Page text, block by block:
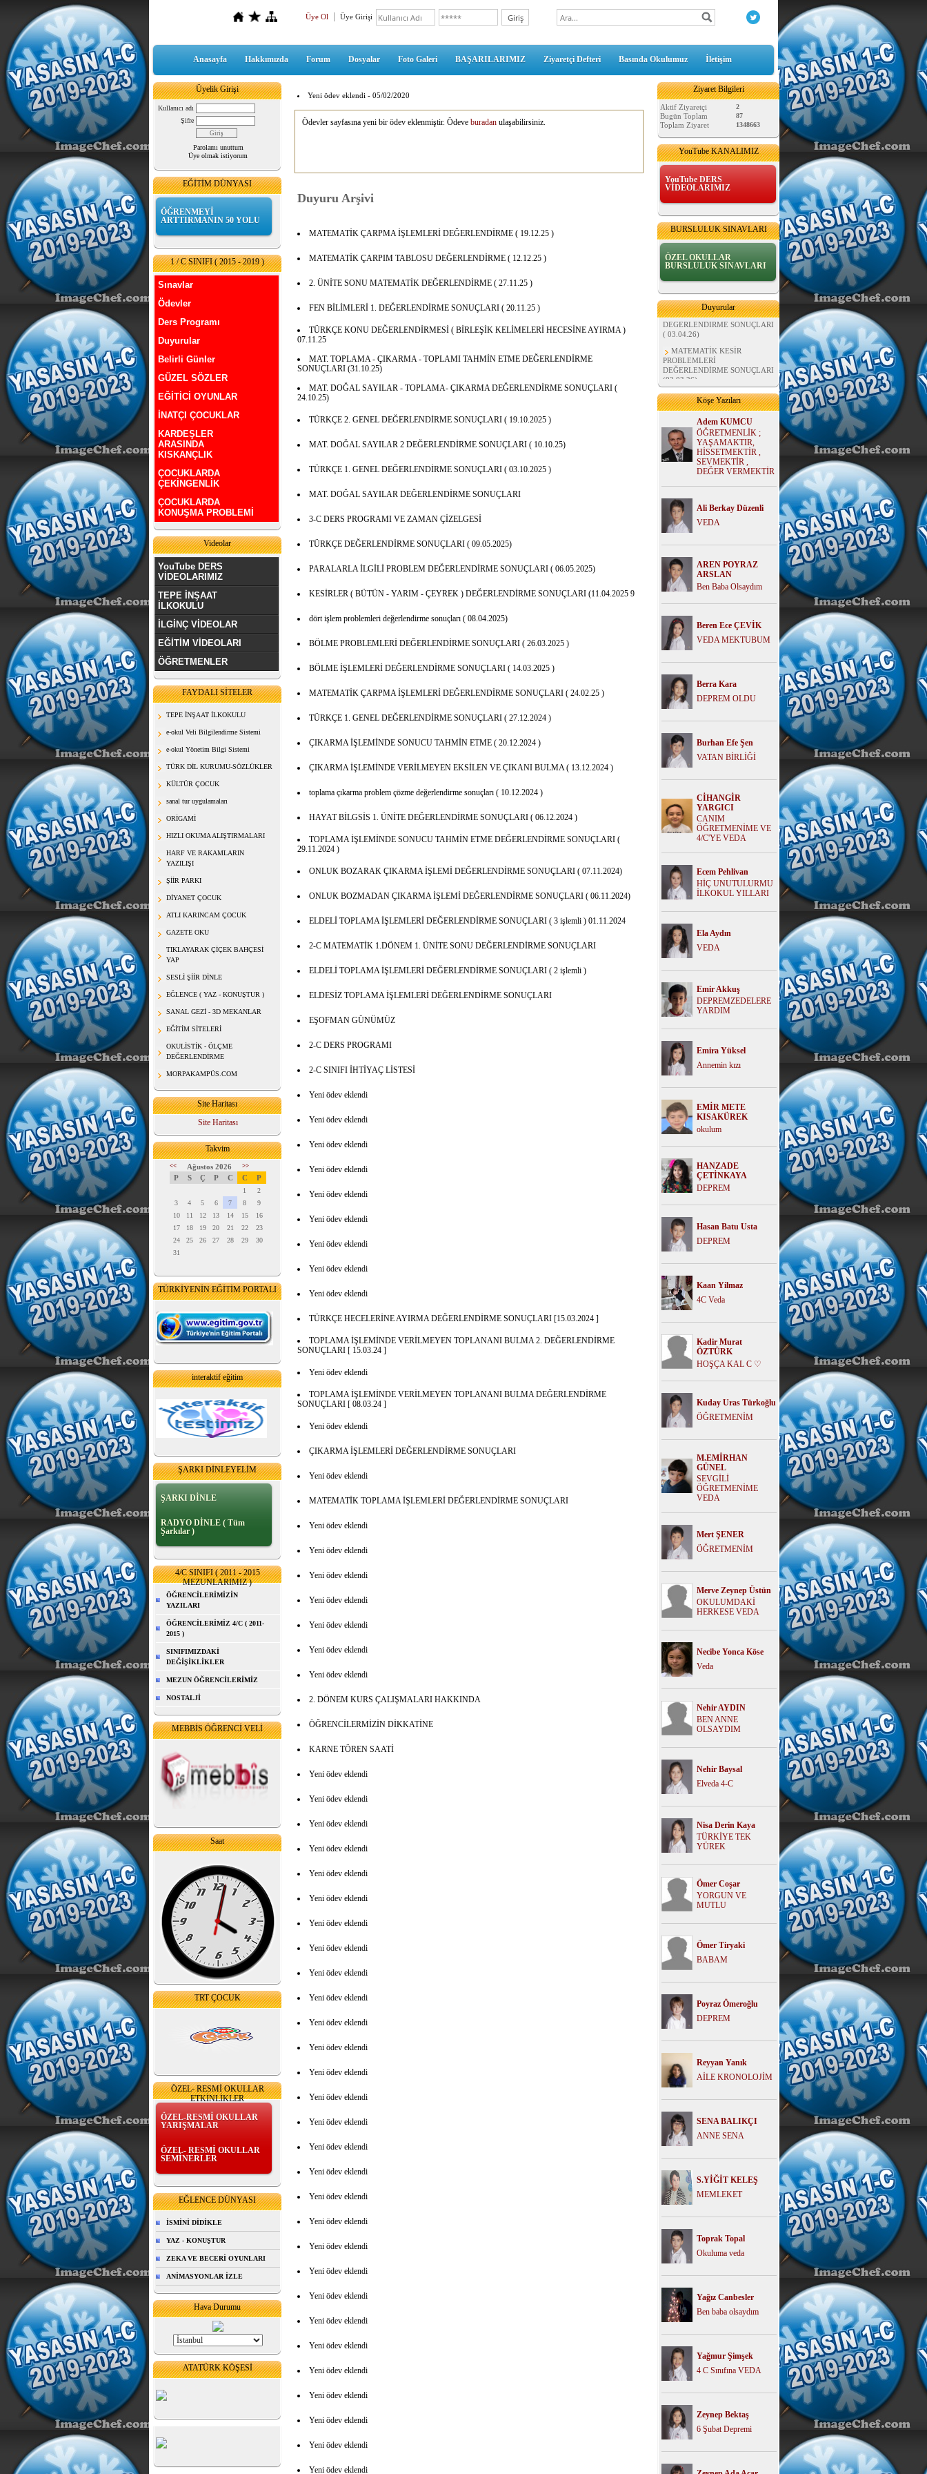
Üye Ol Üye Girişi
Anasayfa Hakkımızda Forum Dosyalar Foto Galeri BAŞARILARIMIZ Ziyaretçi Defteri Basında Okulumuz İletişim
Üyelik Girişi
Kullanıcı adı
Şifre
Parolamı unuttum
Üye olmak istiyorum
EĞİTİM DÜNYASI
ÖĞRENMEYİ
ARTTIRMANIN 50 YOLU
1 / C SINIFI ( 2015 - 2019 )
Sınavlar
Ödevler
Ders Programı
Duyurular
Belirli Günler
GÜZEL SÖZLER
EĞİTİCİ OYUNLAR
İNATÇI ÇOCUKLAR
KARDEŞLER
ARASINDA
KISKANÇLIK
ÇOCUKLARDA
ÇEKİNGENLİK
ÇOCUKLARDA
KONUŞMA PROBLEMİ
Videolar
YouTube DERS
VİDEOLARIMIZ
TEPE İNŞAAT
İLKOKULU
İLGİNÇ VİDEOLAR
EĞİTİM VİDEOLARI
ÖĞRETMENLER
FAYDALI SİTELER
TEPE İNŞAAT İLKOKULU
e-okul Veli Bilgilendirme Sistemi
e-okul Yönetim Bilgi Sistemi
TÜRK DİL KURUMU-SÖZLÜKLER
KÜLTÜR ÇOCUK
sanal tur uygulamaları
ORİGAMİ
HIZLI OKUMA ALIŞTIRMALARI
HARF VE RAKAMLARIN
YAZILIŞI
ŞİİR PARKI
DİYANET ÇOCUK
ATLI KARINCAM ÇOCUK
GAZETE OKU
TIKLAYARAK ÇİÇEK BAHÇESİ
YAP
SESLİ ŞİİR DİNLE
EĞLENCE ( YAZ - KONUŞTUR )
SANAL GEZİ - 3D MEKANLAR
EĞİTİM SİTELERİ
OKULİSTİK - ÖLÇME
DEĞERLENDİRME
MORPAKAMPÜS.COM
Site Haritası
Site Haritası
Takvim
<< Ağustos 2026 >>
P S Ç P C C P
1
2
3
4 5 6 7 8
9
10
11 12 13 14 15
16
17
18 19 20 21 22
23
24
25 26 27 28 29
30
31
TÜRKİYENİN EĞİTİM PORTALI
interaktif eğitim
ŞARKI DİNLEYELİM
ŞARKI DİNLE
RADYO DİNLE ( Tüm
Şarkılar )
4/C SINIFI ( 2011 - 2015
MEZUNLARIMIZ )
ÖĞRENCİLERİMİZİN
YAZILARI
ÖĞRENCİLERİMİZ 4/C ( 2011-
2015 )
SINIFIMIZDAKİ
DEĞİŞİKLİKLER
MEZUN ÖĞRENCİLERİMİZ
NOSTALJİ
MEBBİS ÖĞRENCİ VELİ
Saat
TRT ÇOCUK
ÖZEL- RESMİ OKULLAR
ETKİNLİKLER
ÖZEL-RESMİ OKULLAR
YARIŞMALAR
ÖZEL- RESMİ OKULLAR
SEMİNERLER
EĞLENCE DÜNYASI
İSMİNİ DİDİKLE
YAZ - KONUŞTUR
ZEKA VE BECERİ OYUNLARI
ANİMASYONLAR İZLE
Hava Durumu
ATATÜRK KÖŞESİ
Yeni ödev eklendi - 05/02/2020
Ödevler sayfasına yeni bir ödev eklenmiştir. Ödeve buradanulaşabilirsiniz.
Duyuru Arşivi
MATEMATİK ÇARPMA İŞLEMLERİ DEĞERLENDİRME ( 19.12.25 )
MATEMATİK ÇARPIM TABLOSU DEĞERLENDİRME ( 12.12.25 )
2. ÜNİTE SONU MATEMATİK DEĞERLENDİRME ( 27.11.25 )
FEN BİLİMLERİ 1. DEĞERLENDİRME SONUÇLARI ( 20.11.25 )
TÜRKÇE KONU DEĞERLENDİRMESİ ( BİRLEŞİK KELİMELERİ HECESİNE AYIRMA )
07.11.25
MAT. TOPLAMA - ÇIKARMA - TOPLAMI TAHMİN ETME DEĞERLENDİRME
SONUÇLARI (31.10.25)
MAT. DOĞAL SAYILAR - TOPLAMA- ÇIKARMA DEĞERLENDİRME SONUÇLARI (
24.10.25)
TÜRKÇE 2. GENEL DEĞERLENDİRME SONUÇLARI ( 19.10.2025 )
MAT. DOĞAL SAYILAR 2 DEĞERLENDİRME SONUÇLARI ( 10.10.25)
TÜRKÇE 1. GENEL DEĞERLENDİRME SONUÇLARI ( 03.10.2025 )
MAT. DOĞAL SAYILAR DEĞERLENDİRME SONUÇLARI
3-C DERS PROGRAMI VE ZAMAN ÇİZELGESİ
TÜRKÇE DEĞERLENDİRME SONUÇLARI ( 09.05.2025)
PARALARLA İLGİLİ PROBLEM DEĞERLENDİRME SONUÇLARI ( 06.05.2025)
KESİRLER ( BÜTÜN - YARIM - ÇEYREK ) DEĞERLENDİRME SONUÇLARI (11.04.2025 9
dört işlem problemleri değerlendirme sonuçları ( 08.04.2025)
BÖLME PROBLEMLERİ DEĞERLENDİRME SONUÇLARI ( 26.03.2025 )
BÖLME İŞLEMLERİ DEĞERLENDİRME SONUÇLARI ( 14.03.2025 )
MATEMATİK ÇARPMA İŞLEMLERİ DEĞERLENDİRME SONUÇLARI ( 24.02.25 )
TÜRKÇE 1. GENEL DEĞERLENDİRME SONUÇLARI ( 27.12.2024 )
ÇIKARMA İŞLEMİNDE SONUCU TAHMİN ETME ( 20.12.2024 )
ÇIKARMA İŞLEMİNDE VERİLMEYEN EKSİLEN VE ÇIKANI BULMA ( 13.12.2024 )
toplama çıkarma problem çözme değerlendirme sonuçları ( 10.12.2024 )
HAYAT BİLGSİS 1. ÜNİTE DEĞERLENDİRME SONUÇLARI ( 06.12.2024 )
TOPLAMA İŞLEMİNDE SONUCU TAHMİN ETME DEĞERLENDİRME SONUÇLARI (
29.11.2024 )
ONLUK BOZARAK ÇIKARMA İŞLEMİ DEĞERLENDİRME SONUÇLARI ( 07.11.2024)
ONLUK BOZMADAN ÇIKARMA İŞLEMİ DEĞERLENDİRME SONUÇLARI ( 06.11.2024)
ELDELİ TOPLAMA İŞLEMLERİ DEĞERLENDİRME SONUÇLARI ( 3 işlemli ) 01.11.2024
2-C MATEMATİK 1.DÖNEM 1. ÜNİTE SONU DEĞERLENDİRME SONUÇLARI
ELDELİ TOPLAMA İŞLEMLERİ DEĞERLENDİRME SONUÇLARI ( 2 işlemli )
ELDESİZ TOPLAMA İŞLEMLERİ DEĞERLENDİRME SONUÇLARI
EŞOFMAN GÜNÜMÜZ
2-C DERS PROGRAMI
2-C SINIFI İHTİYAÇ LİSTESİ
Yeni ödev eklendi
Yeni ödev eklendi
Yeni ödev eklendi
Yeni ödev eklendi
Yeni ödev eklendi
Yeni ödev eklendi
Yeni ödev eklendi
Yeni ödev eklendi
Yeni ödev eklendi
TÜRKÇE HECELERİNE AYIRMA DEĞERLENDİRME SONUÇLARI [15.03.2024 ]
TOPLAMA İŞLEMİNDE VERİLMEYEN TOPLANANI BULMA 2. DEĞERLENDİRME
SONUÇLARI [ 15.03.24 ]
Yeni ödev eklendi
TOPLAMA İŞLEMİNDE VERİLMEYEN TOPLANANI BULMA DEĞERLENDİRME
SONUÇLARI [ 08.03.24 ]
Yeni ödev eklendi
ÇIKARMA İŞLEMLERİ DEĞERLENDİRME SONUÇLARI
Yeni ödev eklendi
MATEMATİK TOPLAMA İŞLEMLERİ DEĞERLENDİRME SONUÇLARI
Yeni ödev eklendi
Yeni ödev eklendi
Yeni ödev eklendi
Yeni ödev eklendi
Yeni ödev eklendi
Yeni ödev eklendi
Yeni ödev eklendi
2. DÖNEM KURS ÇALIŞMALARI HAKKINDA
ÖĞRENCİLERMİZİN DİKKATİNE
KARNE TÖREN SAATİ
Yeni ödev eklendi
Yeni ödev eklendi
Yeni ödev eklendi
Yeni ödev eklendi
Yeni ödev eklendi
Yeni ödev eklendi
Yeni ödev eklendi
Yeni ödev eklendi
Yeni ödev eklendi
Yeni ödev eklendi
Yeni ödev eklendi
Yeni ödev eklendi
Yeni ödev eklendi
Yeni ödev eklendi
Yeni ödev eklendi
Yeni ödev eklendi
Yeni ödev eklendi
Yeni ödev eklendi
Yeni ödev eklendi
Yeni ödev eklendi
Yeni ödev eklendi
Yeni ödev eklendi
Yeni ödev eklendi
Yeni ödev eklendi
Yeni ödev eklendi
Yeni ödev eklendi
Yeni ödev eklendi
Yeni ödev eklendi
Yeni ödev eklendi
Ziyaret Bilgileri
Aktif Ziyaretçi 2
Bugün Toplam 87
Toplam Ziyaret 1348663
YouTube KANALIMIZ
YouTube DERS
VİDEOLARIMIZ
BURSLULUK SINAVLARI
ÖZEL OKULLAR
BURSLULUK SINAVLARI
Duyurular
MATEMATİK SAATLER
DEĞERLENDİRME SONUÇLARI
( 03.04.26)
MATEMATİK KESİR
PROBLEMLERİ
DEĞERLENDİRME SONUÇLARI
(02.03.26)
İŞLEMLERİ DEĞERLENDİRME
SONUÇLARI (07.02.26)
FEN BİLİMLERİ MADDE
ÜNİTESİ DEĞERLENDİRME
SONUÇLARI ( 02.01.26)
HAYAT BİLGİSİ
DEĞERLENDİRME SONUÇLARI
( 02.01.26)
PROBLEMLERİ
DEĞERLENDİRME SONUÇLARI
( 02.01.26)
Köşe Yazıları
Adem KUMCU
ÖĞRETMENLİK ;
YAŞAMAKTIR,
HİSSETMEKTİR ,
SEVMEKTİR ,
DEĞER VERMEKTİR
Ali Berkay Düzenli
VEDA
AREN POYRAZ
ARSLAN
Ben Baba Olsaydım
Beren Ece ÇEVİK
VEDA MEKTUBUM
Berra Kara
DEPREM OLDU
Burhan Efe Şen
VATAN BİRLİĞİ
CİHANGİR
YARGICI
CANIM
ÖĞRETMENİME VE
4/C'YE VEDA
Ecem Pehlivan
HİÇ UNUTULURMU
İLKOKUL YILLARI
Ela Aydın
VEDA
Emir Akkuş
DEPREMZEDELERE
YARDIM
Emira Yüksel
Annemin kızı
EMİR METE
KISAKÜREK
okulum
HANZADE
ÇETİNKAYA
DEPREM
Hasan Batu Usta
DEPREM
Kaan Yilmaz
4C Veda
Kadir Murat
ÖZTÜRK
HOŞÇA KAL C ♡
Kuday Uras Türkoğlu
ÖĞRETMENİM
M.EMİRHAN
GÜNEL
SEVGİLİ
ÖĞRETMENİME
VEDA
Mert ŞENER
ÖĞRETMENİM
Merve Zeynep Üstün
OKULUMDAKİ
HERKESE VEDA
Necibe Yonca Köse
Veda
Nehir AYDIN
BEN ANNE
OLSAYDIM
Nehir Baysal
Elveda 4-C
Nisa Derin Kaya
TÜRKİYE TEK
YÜREK
Ömer Coşar
YORGUN VE
MUTLU
Ömer Tiryaki
BABAM
Poyraz Ömeroğlu
DEPREM
Reyyan Yanık
AİLE KRONOLOJİM
SENA BALIKÇI
ANNE SENA
S.YİĞİT KELEŞ
MEMLEKET
Toprak Topal
Okuluma veda
Yağız Canbesler
Ben baba olsaydım
Yağmur Şimşek
4 C Sınıfına VEDA
Zeynep Bektaş
6 Şubat Depremi